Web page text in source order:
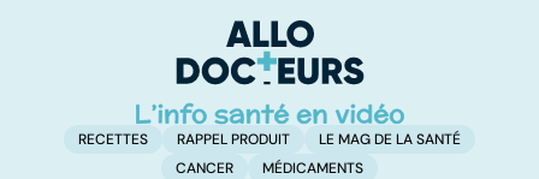
d'angine ?
RECETTES RAPPEL PRODUIT
LE MAG DE LA SANTÉ
CANCER
MÉDICAMENTS